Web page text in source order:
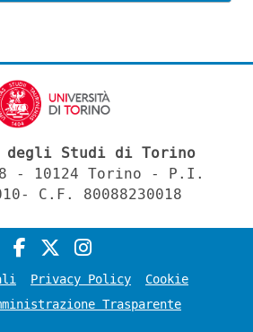
degli Studi di Torino
- 10124 Torino - P.I.
C.F. 80088230018
Privacy Policy
Cookie
Trasparente